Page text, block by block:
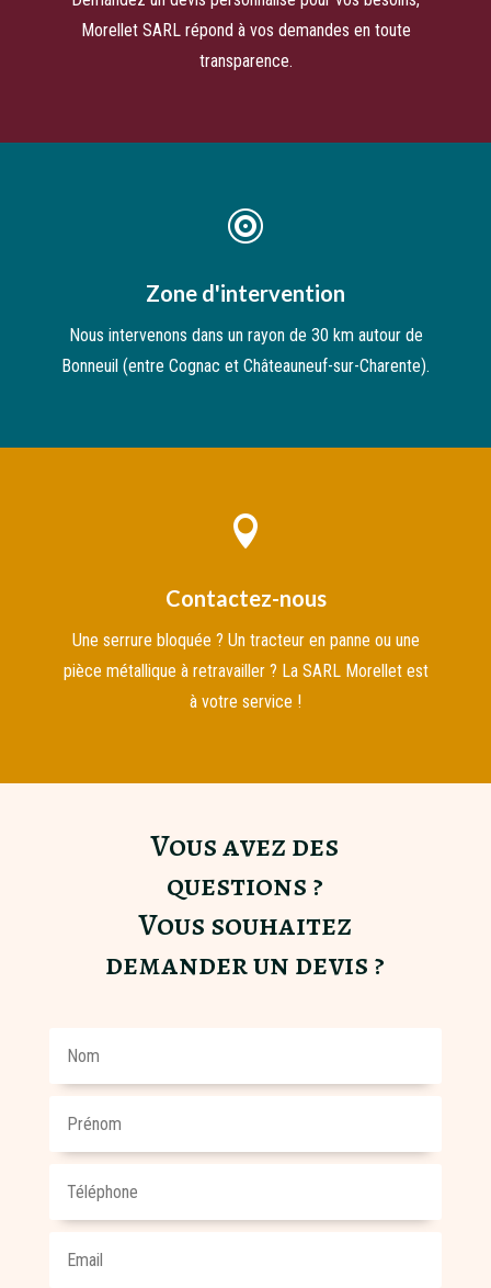
Morellet SARL répond à vos demandes en toute
transparence.

Zone d'intervention
Nous intervenons dans un rayon de 30 km autour de
Bonneuil (entre Cognac et Châteauneuf-sur-Charente).

Contactez-nous
Une serrure bloquée ? Un tracteur en panne ou une
pièce métallique à retravailler ? La SARL Morellet est
à votre service !
Vous avez des
questions ?
Vous souhaitez
demander un devis ?